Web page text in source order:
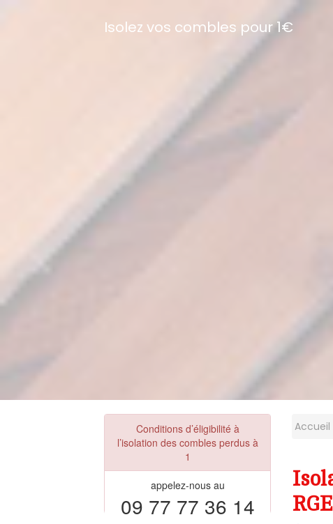
Isolez vos combles pour 1€
Conditions d’éligibilité à
l’isolation des combles perdus à
1
appelez-nous au
09 77 77 36 14
Accueil
RGE